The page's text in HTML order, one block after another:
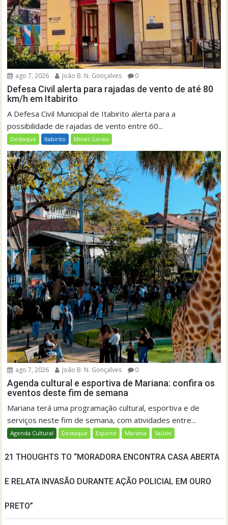
ago 7, 2026 João B. N. Gonçalves 0
Defesa Civil alerta para rajadas de vento de até 80
km/h em Itabirito
A Defesa Civil Municipal de Itabirito alerta para a
possibilidade de rajadas de vento entre 60...
Destaque Itabirito Minas Gerais
ago 7, 2026 João B. N. Gonçalves 0
Agenda cultural e esportiva de Mariana: confira os
eventos deste fim de semana
Mariana terá uma programação cultural, esportiva e de
serviços neste fim de semana, com atividades entre...
Agenda Cultural Destaque Esporte Mariana Saúde
21 THOUGHTS TO “MORADORA ENCONTRA CASA ABERTA
E RELATA INVASÃO DURANTE AÇÃO POLICIAL EM OURO
PRETO”